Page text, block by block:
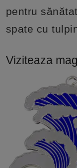
pentru
spate cu
Viziteaza